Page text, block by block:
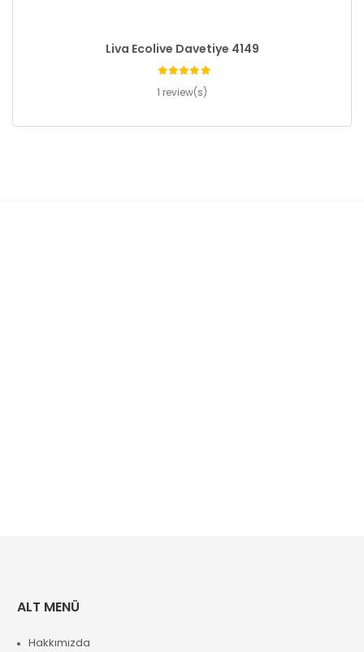
Liva Ecolive Davetiye 4149
1 review(s)
ALT MENÜ
Hakkımızda